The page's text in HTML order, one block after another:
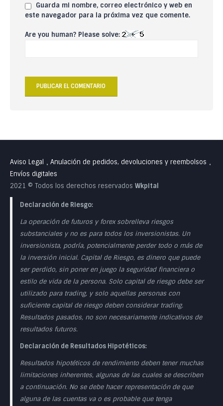
Guarda mi nombre, correo electrónico y web en
este navegador para la próxima vez que comente.
Are you human? Please solve:
Aviso Legal • Anulación de pedidos, devoluciones y reembolsos •
Envíos digitales
2021 © Todos los derechos reservados Wkpital
Declaración de Riesgo:
La operación de futuros y forex sobrelleva riesgos
substanciales y no es para todos los inversionistas. Un
inversionista, podría, potencialmente perder todo o más de
la inversión inicial. Capital de Riesgo, es dinero que puede
ser perdido, sin poner en juego la seguridad financiera o
estilo de vida de la persona. Solo capital de riesgo debe ser
utilizado para trading, y solo aquellas personas con
suficiente capital de riesgo deben considerar trading.
Resultados pasados, no son necesariamente indicativos de
resultados futuros.
Declaración de Resultados Hipotéticos:
Resultados hipotéticos de rendimiento deben tener muchas
limitaciones inherentes, algunas de las cuales se describen
a continuación. No se debe hacer representación de que
alguna de las cuentas va o es probable que tenga